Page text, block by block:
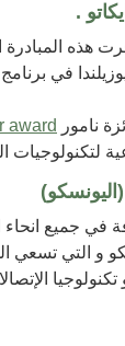
.
هذه المبادرة
في
نامور award
لتكنولوجيات
في جميع انحاء
و التي تسعي